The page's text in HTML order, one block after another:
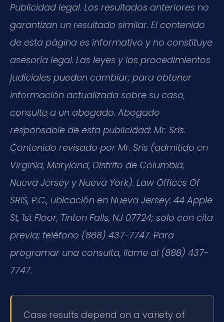
Publicidad legal. Los resultados anteriores no
garantizan un resultado similar. El contenido
de esta página es informativo y no constituye
asesoría legal. Las leyes y los procedimientos
judiciales pueden cambiar; para obtener
información actualizada sobre su caso,
consulte a un abogado. Abogado
responsable de esta publicidad: Mr. Sris.
Contenido revisado por Mr. Sris (admitido en
Virginia, Maryland, Distrito de Columbia,
Nueva Jersey y Nueva York). Law Offices Of
SRIS, P.C., ubicación en Nueva Jersey: 44 Apple
St, 1st Floor, Tinton Falls, NJ 07724; solo con cita
previa; teléfono (888) 437-7747. Para
programar una consulta, llame al (888) 437-
7747.
Case results depend on a variety of